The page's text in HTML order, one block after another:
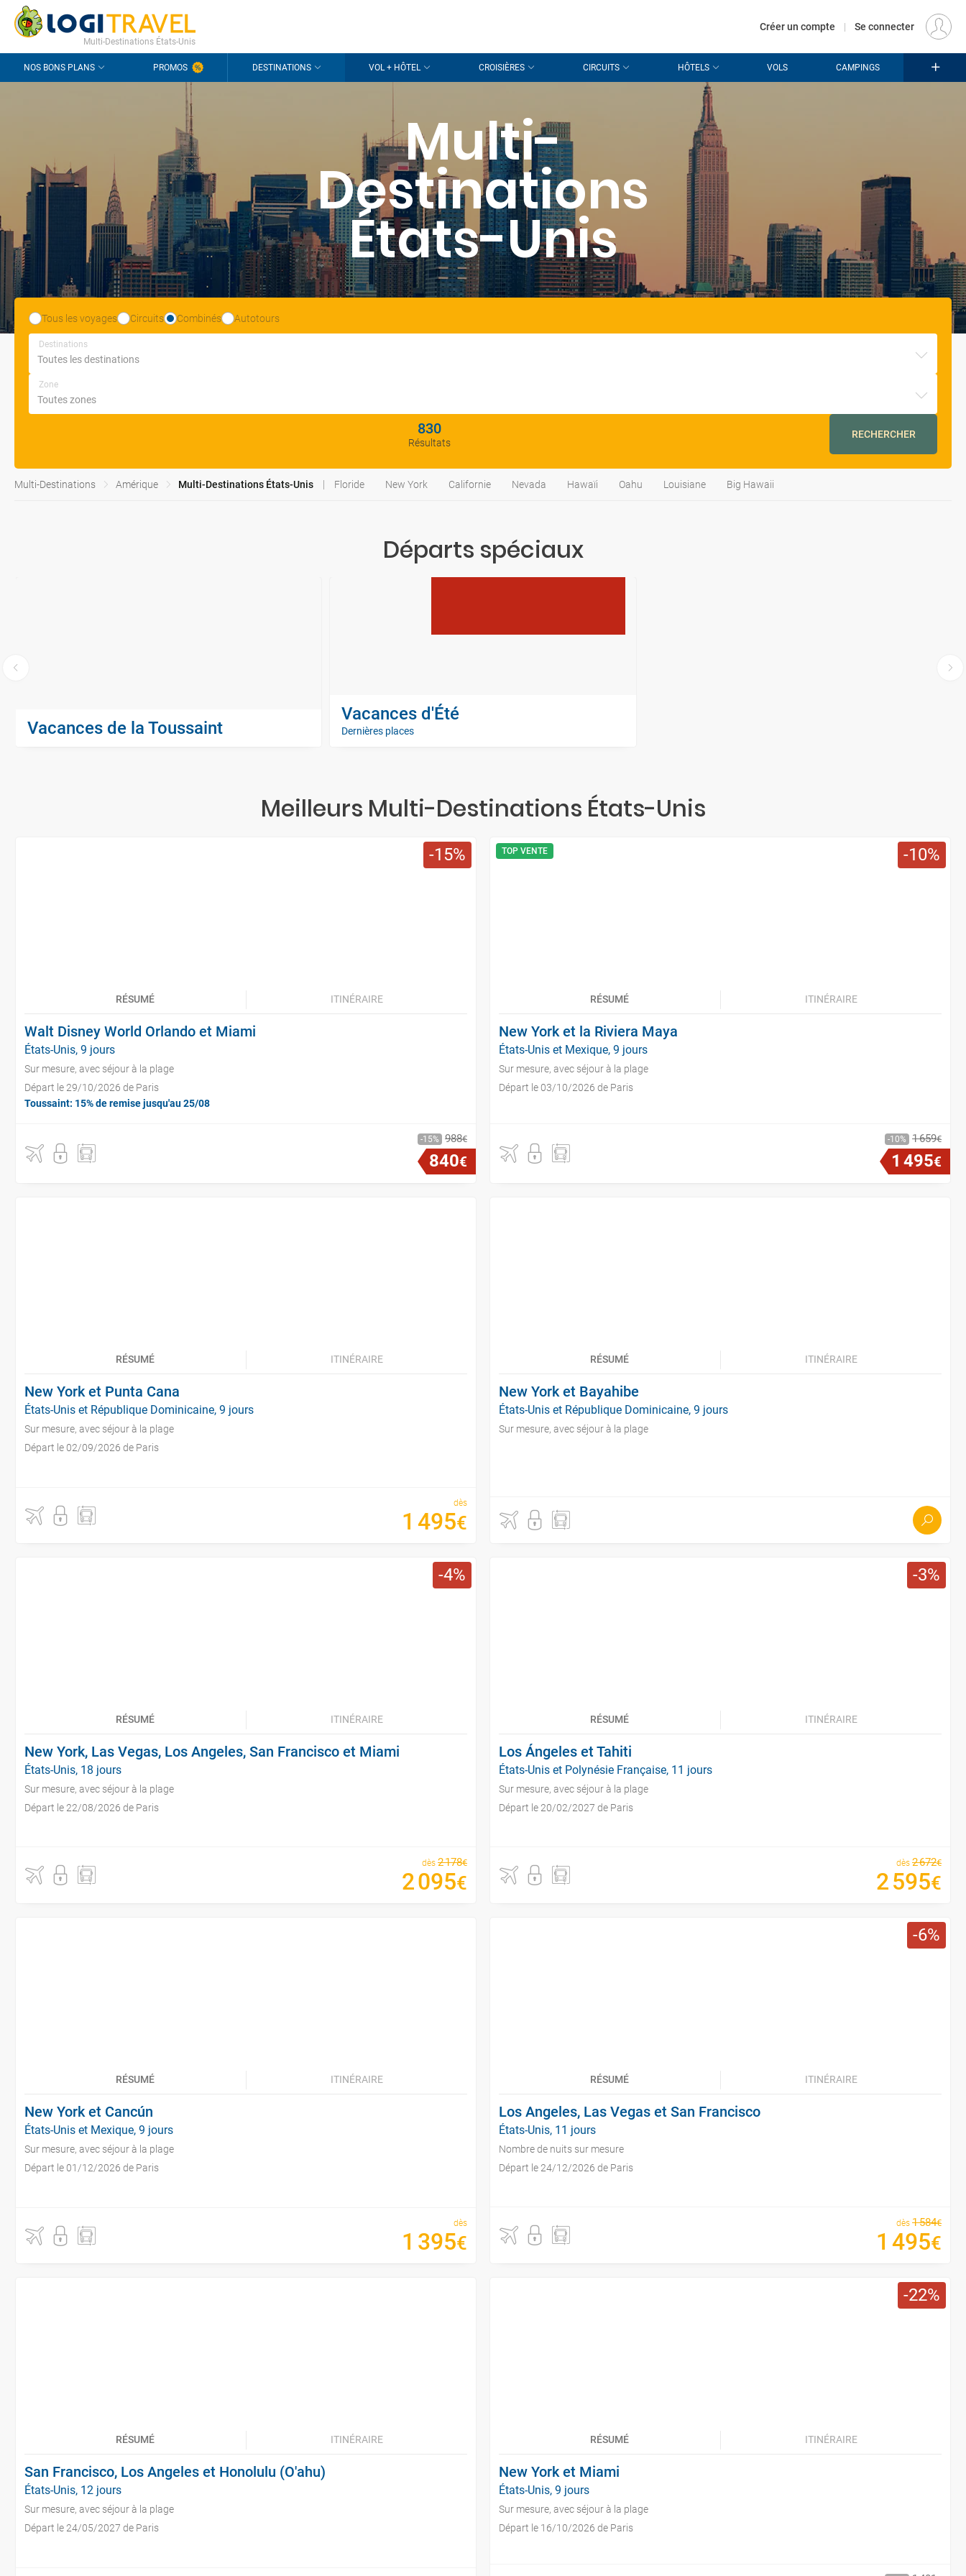
CONTACT QUESTIONS FRÉQUENTES EUR
Multi-Destinations États-Unis
Créer un compte | Se connecter
NOS BONS PLANS PROMOS DESTINATIONS VOL + HÔTEL CROISIÈRES CIRCUITS HÔTELS VOLS CAMPINGS
Multi-
Destinations
États-Unis
Tous les voyages Circuits Combinés Autotours
Destinations
Zone
830
Résultats
RECHERCHER
Multi-Destinations Amérique Multi-Destinations États-Unis Floride New York Californie Nevada Hawaïi Oahu Louisiane Big Hawaii
Départs spéciaux
Vacances de la Toussaint
Vacances d'Été
Dernières places
Meilleurs Multi-Destinations États-Unis
15
RÉSUMÉ ITINÉRAIRE
Walt Disney World Orlando et Miami
États-Unis, 9 jours
Sur mesure, avec séjour à la plage
Départ le 29/10/2026 de Paris
Toussaint: 15% de remise jusqu'au 25/08
15 988€
840€
10
TOP VENTE
RÉSUMÉ ITINÉRAIRE
New York et la Riviera Maya
États-Unis et Mexique, 9 jours
Sur mesure, avec séjour à la plage
Départ le 03/10/2026 de Paris
10 1659€
1 495€
RÉSUMÉ ITINÉRAIRE
New York et Punta Cana
États-Unis et République Dominicaine, 9 jours
Sur mesure, avec séjour à la plage
Départ le 02/09/2026 de Paris
dès
1 495€
RÉSUMÉ ITINÉRAIRE
New York et Bayahibe
États-Unis et République Dominicaine, 9 jours
Sur mesure, avec séjour à la plage
4
RÉSUMÉ ITINÉRAIRE
New York, Las Vegas, Los Angeles, San Francisco et Miami
États-Unis, 18 jours
Sur mesure, avec séjour à la plage
Départ le 22/08/2026 de Paris
dès 2178€
2095€
3
RÉSUMÉ ITINÉRAIRE
Los Ángeles et Tahiti
États-Unis et Polynésie Française, 11 jours
Sur mesure, avec séjour à la plage
Départ le 20/02/2027 de Paris
dès 2672€
2595€
RÉSUMÉ ITINÉRAIRE
New York et Cancún
États-Unis et Mexique, 9 jours
Sur mesure, avec séjour à la plage
Départ le 01/12/2026 de Paris
dès
1 395€
6
RÉSUMÉ ITINÉRAIRE
Los Angeles, Las Vegas et San Francisco
États-Unis, 11 jours
Nombre de nuits sur mesure
Départ le 24/12/2026 de Paris
dès 1584€
1 495€
RÉSUMÉ ITINÉRAIRE
San Francisco, Los Angeles et Honolulu (O'ahu)
États-Unis, 12 jours
Sur mesure, avec séjour à la plage
Départ le 24/05/2027 de Paris
22
RÉSUMÉ ITINÉRAIRE
New York et Miami
États-Unis, 9 jours
Sur mesure, avec séjour à la plage
Départ le 16/10/2026 de Paris